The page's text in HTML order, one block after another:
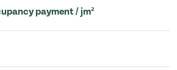
payment / jm²